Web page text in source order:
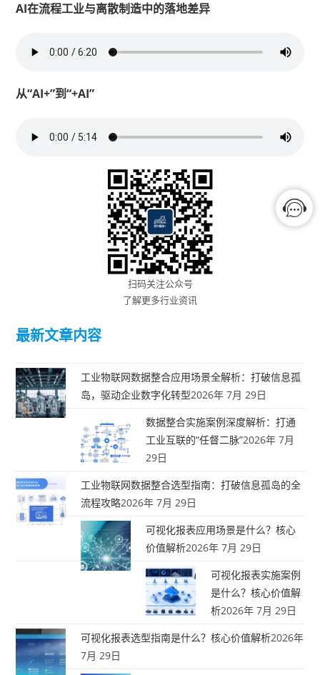
AI在流程工业与离散制造中的落地差异
从“AI+”到“+AI”
扫码关注公众号
了解更多行业资讯
最新文章内容
工业物联网数据整合应用场景全解析：打破信息孤
岛，驱动企业数字化转型2026年 7月 29日
数据整合实施案例深度解析：打通
工业互联的“任督二脉”2026年 7月
29日
工业物联网数据整合选型指南：打破信息孤岛的全
流程攻略2026年 7月 29日
可视化报表应用场景是什么？核心
价值解析2026年 7月 29日
可视化报表实施案例
是什么？核心价值解
析2026年 7月 29日
可视化报表选型指南是什么？核心价值解析2026年
7月 29日